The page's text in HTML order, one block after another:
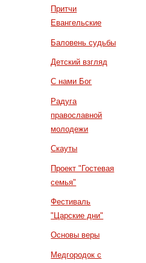
Притчи
Евангельские
Баловень судьбы
Детский взгляд
С нами Бог
Радуга
православной
молодежи
Скауты
Проект "Гостевая
семья"
Фестиваль
"Царские дни"
Основы веры
Медгородок с